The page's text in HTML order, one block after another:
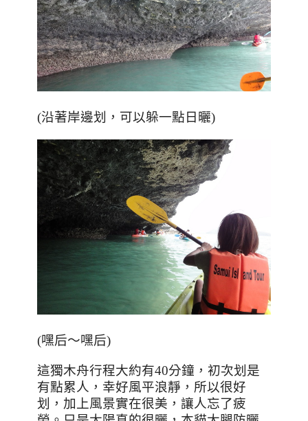
(沿著岸邊划，可以躲一點日曬)
(嘿后～嘿后)
這獨木舟行程大約有40分鐘，初次划是
有點累人，幸好風平浪靜，所以很好
划，加上風景實在很美，讓人忘了疲